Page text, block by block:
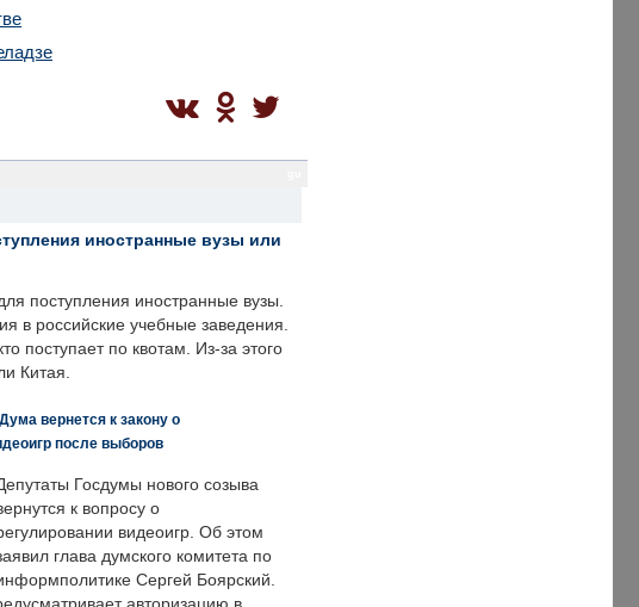
иностранные вузы или
поступления иностранные вузы.
в российские учебные заведения.
поступает по квотам. Из-за этого
Китая.
вернется к закону о
после выборов
Госдумы нового созыва
к вопросу о
видеоигр. Об этом
глава думского комитета по
Сергей Боярский.